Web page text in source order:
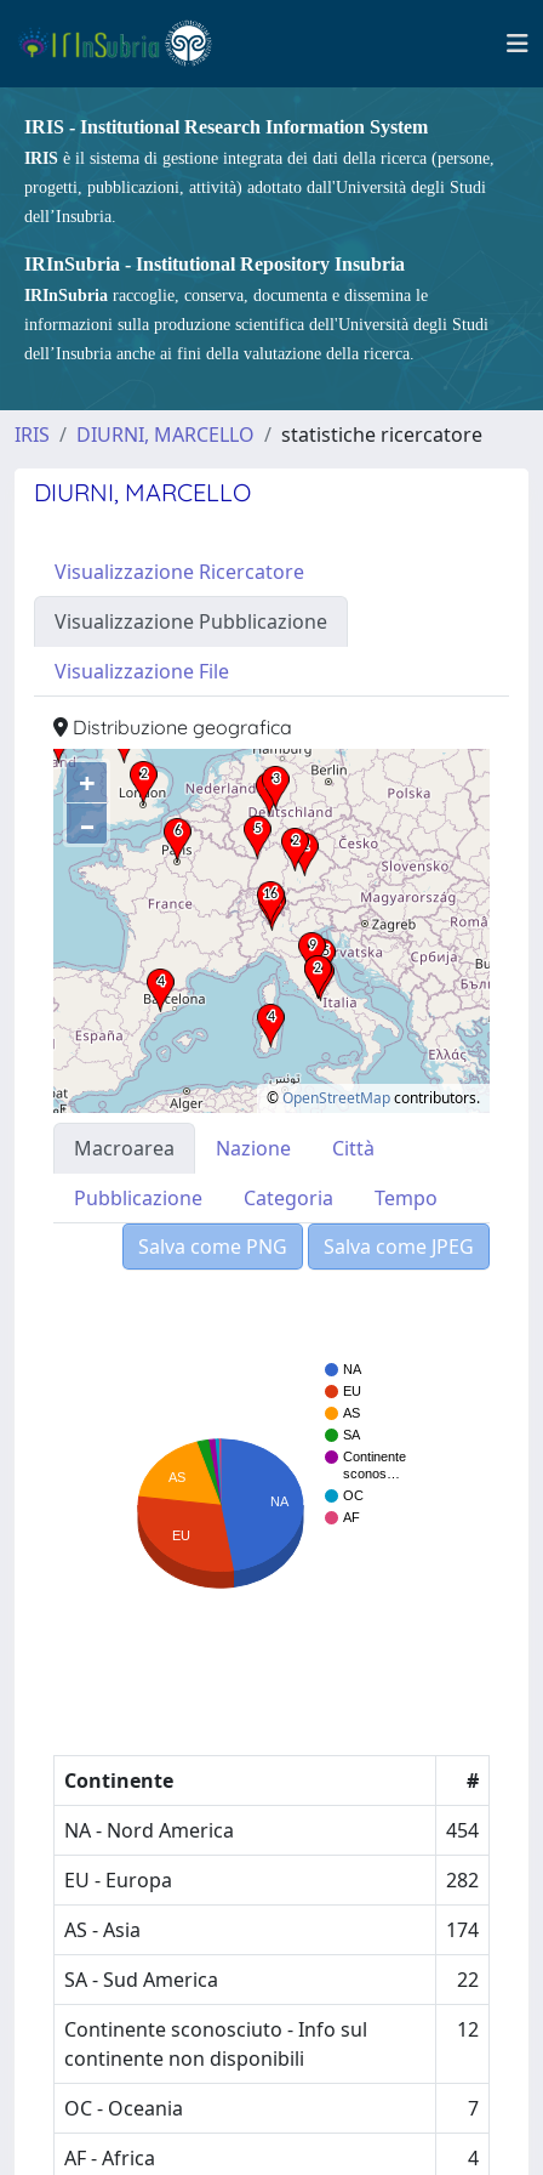
IRIS - Institutional Research Information System
IRIS è il sistema di gestione integrata dei dati della ricerca (persone,
progetti, pubblicazioni, attività) adottato dall'Università degli Studi
dell’Insubria.
IRInSubria - Institutional Repository Insubria
IRInSubria raccoglie, conserva, documenta e dissemina le
informazioni sulla produzione scientifica dell'Università degli Studi
dell’Insubria anche ai fini della valutazione della ricerca.
IRIS DIURNI, MARCELLO statistiche ricercatore
DIURNI, MARCELLO
Visualizzazione Ricercatore
Visualizzazione Pubblicazione
Visualizzazione File
Distribuzione geografica
+
–
©OpenStreetMapcontributors.
Macroarea Nazione
Città
Pubblicazione
Categoria
Tempo
Salva come PNG
Salva come JPEG
NA
EU
AS
SA
Continente
sconos…
OC
AF
NA
AS
EU
Continente
#
NA - Nord America
454
EU - Europa
282
AS - Asia
174
SA - Sud America
22
Continente sconosciuto - Info sul
continente non disponibili
12
OC - Oceania
7
AF - Africa
4